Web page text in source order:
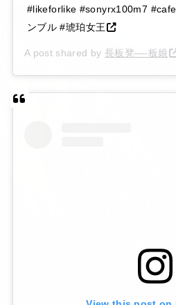
#likeforlike #sonyrx100m7
ンブル #琥珀女王
A post shared by 長板凳—-板娘